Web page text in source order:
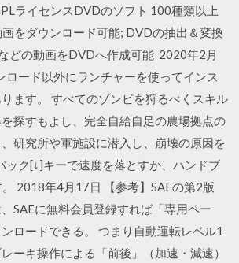
ライセンスDVDのソフト 100種類以上
をダウンロード可能; DVDの抽出＆変換
どの動画をDVDへ作成可能 2020年2月
ロード以外にランチャーを使ってインス
ます。 すべてのゾンビを狩るべくスキル
探すもよし、完全自給自足の農場拠点の
研究所や軍施設に潜入し、崩壊の原因を
ック[↓]キーで速度を落とすか、ハンドブ
2018年4月17日 【参考】SAEの第2版
SAEに無料会員登録すれば「専用ペー
ロードできる。 つまり自動運転レベル1
ーキ操作による「前後」（加速・減速）